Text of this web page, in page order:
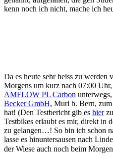
kenn noch ich nicht, mache ich
Da es heute sehr heiss zu werden
Morgens um kurz nach 07:00
AMFLOW PL Carbon
Becker GmbH, Muri b. Bern,
hat! (Den Testbericht gib es hier
Testbikes erlaubt es mir, direkt in
zu gelangen…! So bin ich schon
lasse es hinuntersausen nach
der Wiese auch noch beim